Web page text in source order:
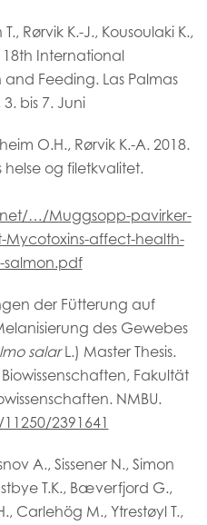
Rørvik K.-J., Kousoulaki K.,
18th International
and Feeding. Las Palmas
bis 7. Juni
O.H., Rørvik K.-A. 2018.
og filetkvalitet.
…/Muggsopp-pavirker-
Mycotoxins-affect-health-
salmon.pdf
der Fütterung auf
des Gewebes
salarL.) Master Thesis.
Fakultät
NMBU.
2391641
A., Sissener N., Simon
T.K., Bæverfjord G.,
Carlehög M., Ytrestøyl T.,